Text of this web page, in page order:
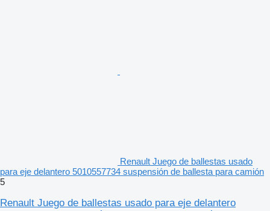
Renault Juego de ballestas usado
para eje delantero 5010557734 suspensión de ballesta para camión
5
Renault Juego de ballestas usado para eje delantero